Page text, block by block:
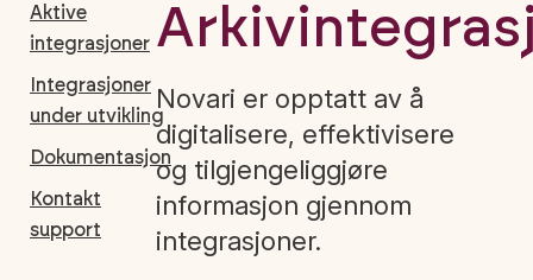
Aktive
integrasjoner
Integrasjoner
under utvikling
Dokumentasjon
Kontakt
support
Novari er opptatt av å
digitalisere, effektivisere
og tilgjengeliggjøre
informasjon gjennom
integrasjoner.